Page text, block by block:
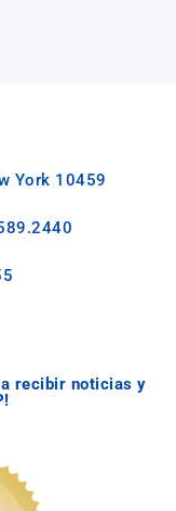
York 10459
recibir noticias y